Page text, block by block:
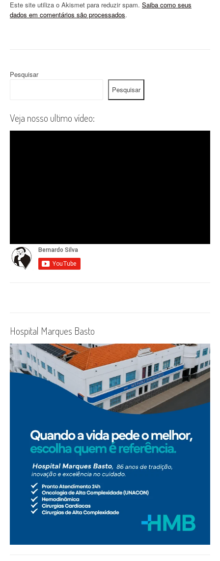
Este site utiliza o Akismet para reduzir spam. Saiba como seus
dados em comentários são processados.
Pesquisar
Pesquisar
Veja nosso ultimo vídeo:
Hospital Marques Basto